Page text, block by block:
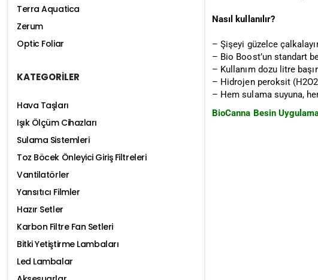
Nasıl kullanılır?
– Şişeyi güzelce
– Bio Boost’un standart
– Kullanım dozu litre
– Hidrojen peroksit
– Hem sulama suyuna,
BioCanna Besin
Terra Aquatica
Zerum
Optic Foliar
KATEGORİLER
Hava Taşları
Işık Ölçüm Cihazları
Sulama Sistemleri
Toz Böcek Önleyici Giriş Filtreleri
Vantilatörler
Yansıtıcı Filmler
Hazır Setler
Karbon Filtre Fan Setleri
Bitki Yetiştirme Lambaları
Led Lambalar